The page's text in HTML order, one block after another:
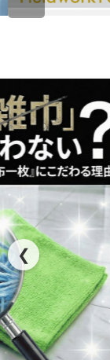
【ポリッシャ
❮